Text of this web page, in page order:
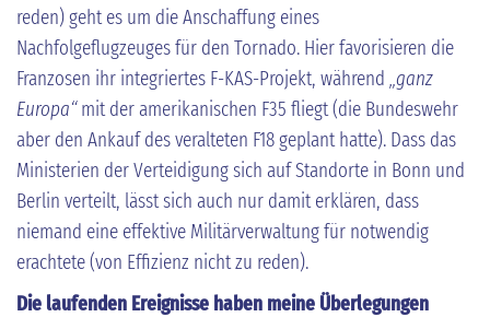
reden) geht es um die Anschaffung eines
Nachfolgeflugzeuges für den Tornado. Hier favorisieren die
Franzosen ihr integriertes F-KAS-Projekt, während „ganz
Europa“mit der amerikanischen F35 fliegt (die Bundeswehr
aber den Ankauf des veralteten F18 geplant hatte). Dass das
Ministerien der Verteidigung sich auf Standorte in Bonn und
Berlin verteilt, lässt sich auch nur damit erklären, dass
niemand eine effektive Militärverwaltung für notwendig
erachtete (von Effizienz nicht zu reden).
Die laufenden Ereignisse haben meine Überlegungen